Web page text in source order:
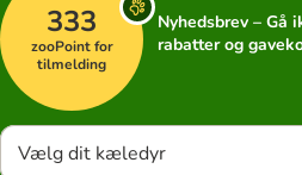
333
zooPoint for
tilmelding
Nyhedsbrev – Gå
rabatter og
Vælg dit kæledyr